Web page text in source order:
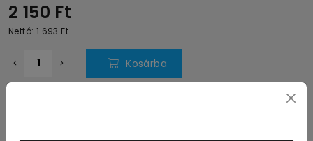
2 150 Ft
Nettó: 1 693 Ft
Kosárba